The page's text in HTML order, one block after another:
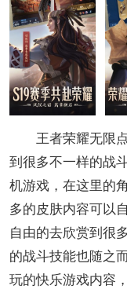
王者荣耀无限点
到很多不一样的战
机游戏，在这里的
多的皮肤内容可以
自由的去欣赏到很
的战斗技能也随之
玩的快乐游戏内容